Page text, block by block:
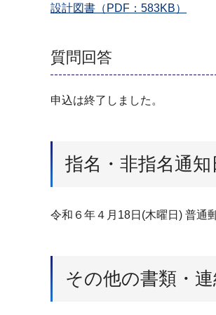
設計図書（PDF：583KB）
質問回答
申込は終了しました。
指名・非指名通
令和６年４月18日(木曜日) 普通
その他の書類・